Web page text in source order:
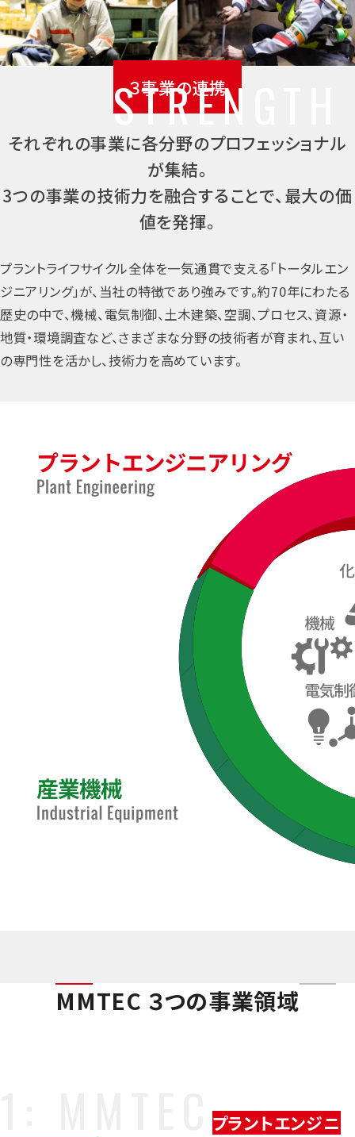
３事業の連携
それぞれの事業に各分野のプロフェッショナル
が集結。
3つの事業の技術力を融合することで、最大の価
値を発揮。
プラントライフサイクル全体を一気通貫で支える「トータルエン
ジニアリング」が、当社の特徴であり強みです。約70年にわたる
歴史の中で、機械、電気制御、土木建築、空調、プロセス、資源・
地質・環境調査など、さまざまな分野の技術者が育まれ、互い
の専門性を活かし、技術力を高めています。
MMTEC ３つの事業領域
プラントエンジニ